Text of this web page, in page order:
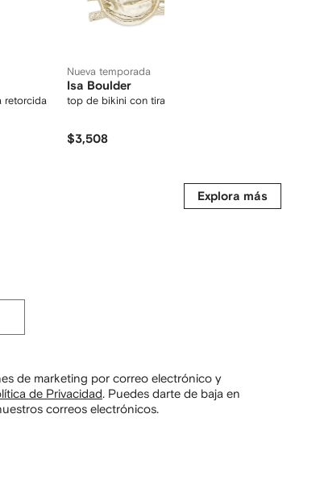
retorcida
Nueva temporada
Isa Boulder
top de bikini con tiras entretejidas
$3,508
Explora más
de marketing por correo electrónico y
de Privacidad. Puedes darte de baja en
correos electrónicos.